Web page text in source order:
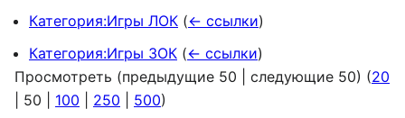
Категория:Игры ЛОК (← ссылки)
Категория:Игры ЗОК (← ссылки)
Просмотреть (предыдущие 50 следующие 50) (20
50 100 250 500)